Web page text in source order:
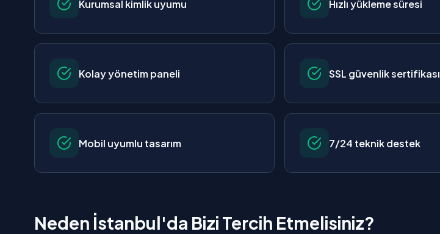
Kurumsal kimlik uyumu Hızlı yükleme süresi
Kolay yönetim paneli SSL güvenlik sertifikası
Mobil uyumlu tasarım 7/24 teknik destek
Neden İstanbul'da Bizi Tercih Etmelisiniz?